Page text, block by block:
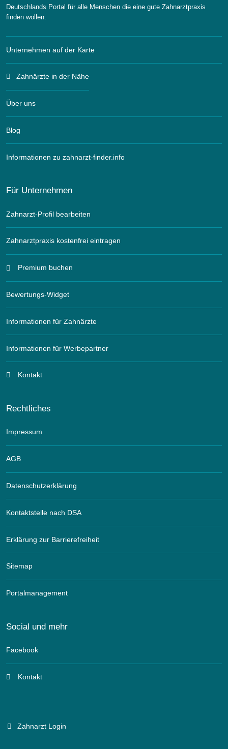
Deutschlands Portal für alle Menschen die eine gute Zahnarztpraxis
finden wollen.
Unternehmen auf der Karte
Zahnärzte in der Nähe
Über uns
Blog
Informationen zu zahnarzt-finder.info
Für Unternehmen
Zahnarzt-Profil bearbeiten
Zahnarztpraxis kostenfrei eintragen
Premium buchen
Bewertungs-Widget
Informationen für Zahnärzte
Informationen für Werbepartner
Kontakt
Rechtliches
Impressum
AGB
Datenschutzerklärung
Kontaktstelle nach DSA
Erklärung zur Barrierefreiheit
Sitemap
Portalmanagement
Social und mehr
Facebook
Kontakt
Zahnarzt Login